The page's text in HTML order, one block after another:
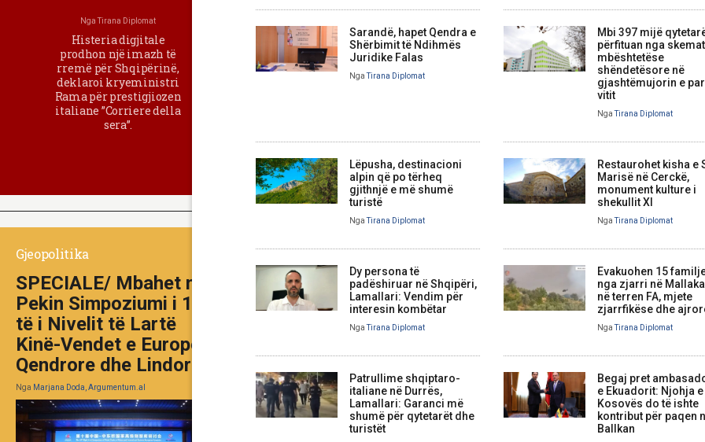
Sarandë, hapet Qendra e
Shërbimit të Ndihmës
Juridike Falas
NgaTirana Diplomat
Mbi 397 mijë
përfituan nga skemat
mbështetëse
shëndetësore në
gjashtëmujorin e
vitit
NgaTirana Diplomat
Lëpusha, destinacioni
alpin që po tërheq
gjithnjë e më shumë
turistë
NgaTirana Diplomat
Restaurohet kisha e
Marisë në Cerckë,
monument kulture i
shekullit XI
NgaTirana Diplomat
Dy persona të
padëshiruar në Shqipëri,
Lamallari: Vendim për
interesin kombëtar
NgaTirana Diplomat
Evakuohen 15
nga zjarri në
në terren FA, mjete
zjarrfikëse dhe
NgaTirana Diplomat
Patrullime shqiptaro-
italiane në Durrës,
Lamallari: Garanci më
shumë për qytetarët dhe
turistët
Begaj pret
e Ekuadorit: Njohja e
Kosovës do të ishte
kontribut për paqen
Ballkan
NgaTirana Diplomat
Histeria digjitale
prodhon një imazh të
rremë për Shqipërinë,
deklaroi kryeministri
Rama për prestigjiozen
italiane ”Corriere della
sera”.
Gjeopolitika
SPECIALE/ Mbahet në
Pekin Simpoziumi i 10-
të i Nivelit të Lartë
Kinë-Vendet e Europës
Qendrore dhe Lindore
Nga Marjana Doda, Argumentum.al